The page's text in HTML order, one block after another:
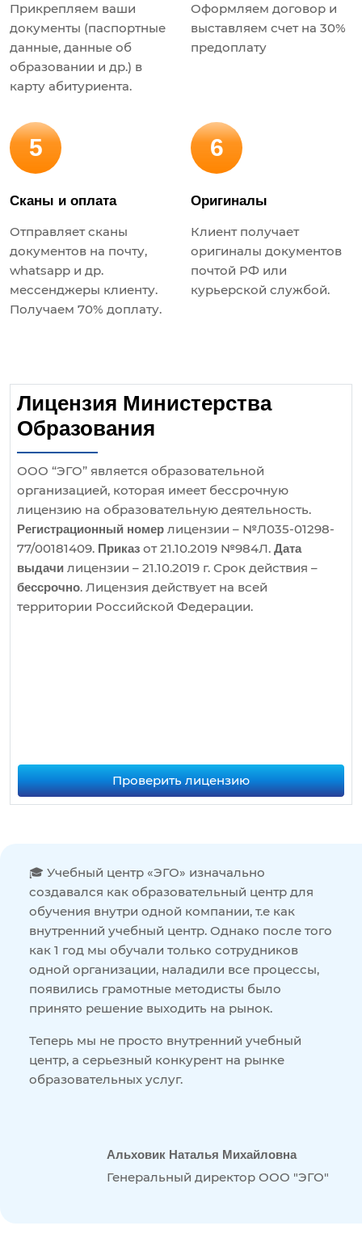
Прикрепляем ваши
документы (паспортные
данные, данные об
образовании и др.) в
карту абитуриента.
Оформляем договор и
выставляем счет на 30%
предоплату
5
Сканы и оплата
Отправляет сканы
документов на почту,
whatsapp и др.
мессенджеры клиенту.
Получаем 70% доплату.
6
Оригиналы
Клиент получает
оригиналы документов
почтой РФ или
курьерской службой.
Лицензия Министерства
Образования
ООО “ЭГО” является образовательной
организацией, которая имеет бессрочную
лицензию на образовательную деятельность.
Регистрационный номер лицензии – №Л035-01298-
77/00181409. Приказ от 21.10.2019 №984Л. Дата
выдачи лицензии – 21.10.2019 г. Срок действия –
бессрочно. Лицензия действует на всей
территории Российской Федерации.
Проверить лицензию
🎓 Учебный центр «ЭГО» изначально
создавался как образовательный центр для
обучения внутри одной компании, т.е как
внутренний учебный центр. Однако после того
как 1 год мы обучали только сотрудников
одной организации, наладили все процессы,
появились грамотные методисты было
принято решение выходить на рынок.
Теперь мы не просто внутренний учебный
центр, а серьезный конкурент на рынке
образовательных услуг.
Альховик Наталья Михайловна
Генеральный директор ООО "ЭГО"